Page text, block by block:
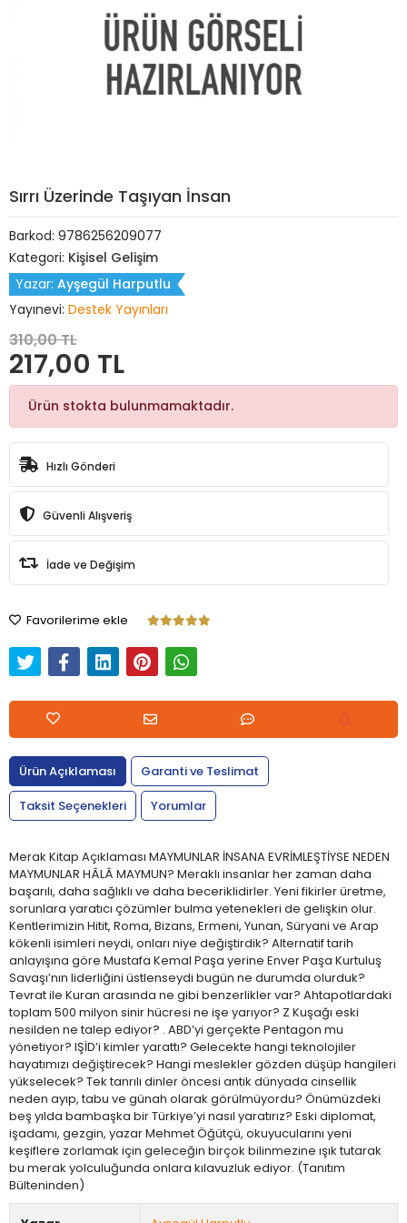
Sırrı Üzerinde Taşıyan İnsan
Barkod: 9786256209077
Kategori: Kişisel Gelişim
Yazar: Ayşegül Harputlu
Yayınevi: Destek Yayınları
310,00 TL
217,00 TL
Ürün stokta bulunmamaktadır.
Hızlı Gönderi
Güvenli Alışveriş
İade ve Değişim
Favorilerime ekle
Ürün Açıklaması
Garanti ve Teslimat
Taksit Seçenekleri
Yorumlar
Merak Kitap Açıklaması MAYMUNLAR İNSANA EVRİMLEŞTİYSE NEDEN
MAYMUNLAR HÂLÂ MAYMUN? Meraklı insanlar her zaman daha
başarılı, daha sağlıklı ve daha beceriklidirler. Yeni fikirler üretme,
sorunlara yaratıcı çözümler bulma yetenekleri de gelişkin olur.
Kentlerimizin Hitit, Roma, Bizans, Ermeni, Yunan, Süryani ve Arap
kökenli isimleri neydi, onları niye değiştirdik? Alternatif tarih
anlayışına göre Mustafa Kemal Paşa yerine Enver Paşa Kurtuluş
Savaşı’nın liderliğini üstlenseydi bugün ne durumda olurduk?
Tevrat ile Kuran arasında ne gibi benzerlikler var? Ahtapotlardaki
toplam 500 milyon sinir hücresi ne işe yarıyor? Z Kuşağı eski
nesilden ne talep ediyor? . ABD’yi gerçekte Pentagon mu
yönetiyor? IŞİD’i kimler yarattı? Gelecekte hangi teknolojiler
hayatımızı değiştirecek? Hangi meslekler gözden düşüp hangileri
yükselecek? Tek tanrılı dinler öncesi antik dünyada cinsellik
neden ayıp, tabu ve günah olarak görülmüyordu? Önümüzdeki
beş yılda bambaşka bir Türkiye’yi nasıl yaratırız? Eski diplomat,
işadamı, gezgin, yazar Mehmet Öğütçü, okuyucularını yeni
keşiflere zorlamak için geleceğin birçok bilinmezine ışık tutarak
bu merak yolculuğunda onlara kılavuzluk ediyor. (Tanıtım
Bülteninden)